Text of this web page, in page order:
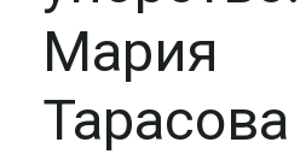
Мария
Тарасова